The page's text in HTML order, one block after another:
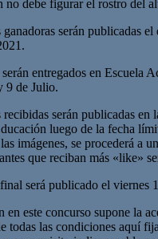
no debe figurar el rostro del
serán publicadas
entregados en Escuela
9 de Julio.
recibidas serán publicadas en
luego de la fecha
imágenes, se procederá a
que reciban más «like»
será publicado el viernes
en este concurso supone la
todas las condiciones aquí